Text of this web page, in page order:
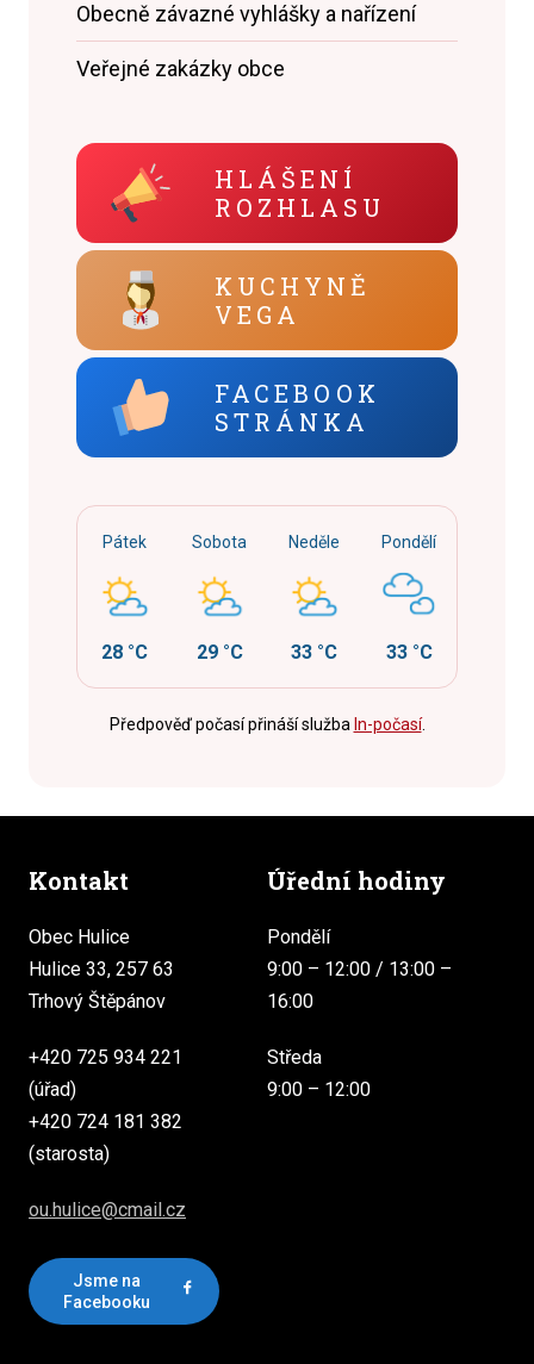
Obecně závazné vyhlášky a nařízení
Veřejné zakázky obce
HLÁŠENÍ
ROZHLASU
KUCHYNĚ
VEGA
FACEBOOK
STRÁNKA
Pátek
28 °C
Sobota
29 °C
Neděle
33 °C
Pondělí
33 °C
Předpověď počasí přináší služba In-počasí.
Kontakt
Obec Hulice
Hulice 33, 257 63
Trhový Štěpánov
+420 725 934 221
(úřad)
+420 724 181 382
(starosta)
ou.hulice@cmail.cz
Jsme na
Facebooku
Úřední hodiny
Pondělí
9:00 – 12:00 / 13:00 –
16:00
Středa
9:00 – 12:00